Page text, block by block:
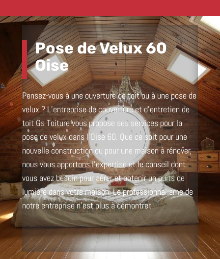
Pose de Velux 60
Oise
Pensez-vous à une ouverture de toit ou à une pose de
velux ? L’entreprise de couverture et d’entretien de
toit Gs Toiture vous propose ses services pour la
pose de velux dans l’Oise 60. Que ce soit pour une
nouvelle construction ou pour une maison à rénover,
nous vous apportons l’expertise et le conseil dont
vous avez besoin pour aérer et obtenir un puits de
lumière dans votre maison. Le professionnalisme de
notre entreprise n’est plus à démontrer.